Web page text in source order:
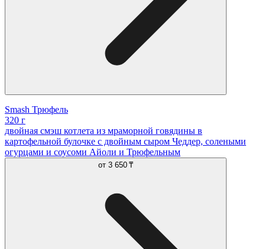
Smash Трюфель
320 г
двойная смэш котлета из мраморной говядины в
картофельной булочке с двойным сыром Чеддер, солеными
огурцами и соусоми Айоли и Трюфельным
от 3 650 ₸